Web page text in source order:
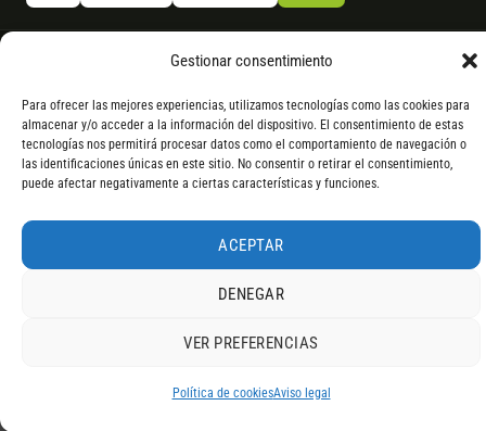
Gestionar consentimiento
Para ofrecer las mejores experiencias, utilizamos tecnologías como las cookies para
almacenar y/o acceder a la información del dispositivo. El consentimiento de estas
tecnologías nos permitirá procesar datos como el comportamiento de navegación o
las identificaciones únicas en este sitio. No consentir o retirar el consentimiento,
puede afectar negativamente a ciertas características y funciones.
ACEPTAR
DENEGAR
VER PREFERENCIAS
Política de cookiesAviso legal
* Financiación instantánea con Cofidis hasta 6.000 € sin intereses.
los detallespor WhatsApp.
* Los modelos con entrega inmediata se envían 24 h laborables tras el
pago; los de bajo pedido se confirman con un asesor. Si no fuera posible
servir el producto, se devuelve el importe sin coste. La información de
RESEÑAS DE